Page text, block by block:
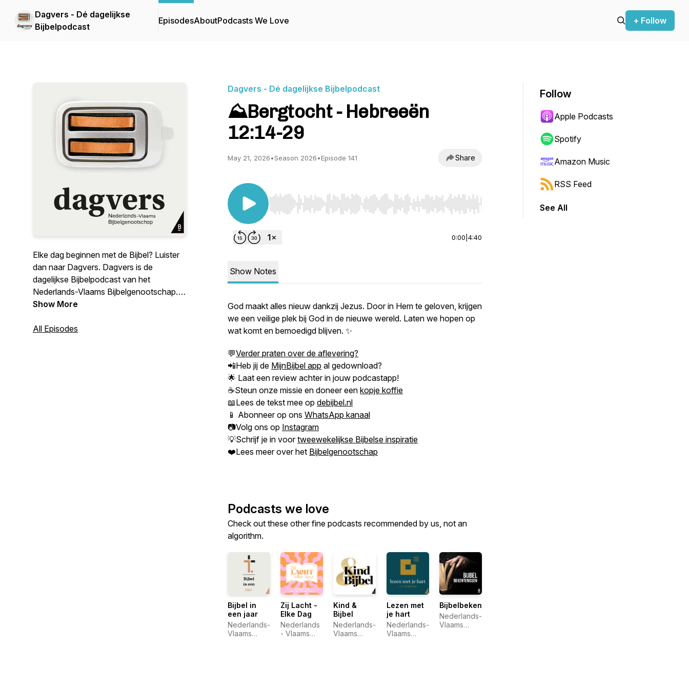
Dagvers - Dé dagelijkse
Bijbelpodcast
EpisodesAboutPodcasts We Love + Follow
Elke dag beginnen met de Bijbel? Luister
dan naar Dagvers. Dagvers is de
dagelijkse Bijbelpodcast van het
Nederlands-Vlaams Bijbelgenootschap.
Krijg Bijbelse inspiratie en een vraag of
de Bijbel echt dichtbij!
Show More
All Episodes
Dagvers - Dé dagelijkse Bijbelpodcast
⛰️Bergtocht - Hebreeën
12:14-29
May 21, 2026•Season 2026•Episode 141 Share
Use Left/Right to seek, Home/End to jump to start or end. Hold shift to jump forward or backward.
0:00 4:40
Show Notes
God maakt alles nieuw dankzij Jezus. Door in Hem te geloven, krijgen
we een veilige plek bij God in de nieuwe wereld. Laten we hopen op
wat komt en bemoedigd blijven. ✨
💬Verder praten over de aflevering?
📲Heb jij de MijnBijbel app al gedownload?
🌟 Laat een review achter in jouw podcastapp!
☕Steun onze missie en doneer een kopje koffie
📖Lees de tekst mee op debijbel.nl
📱 Abonneer op ons WhatsApp kanaal
📷Volg ons op Instagram
💡Schrijf je in voortweewekelijkse Bijbelse inspiratie
❤️Lees meer over het Bijbelgenootschap
Podcasts we love
Check out these other fine podcasts recommended by us, not an
algorithm.
Bijbel in
een jaar
Nederlands-
Vlaams
Zij Lacht -
Elke Dag
Nederlands
- Vlaams
Kind &
Bijbel
Nederlands-
Vlaams
Lezen met
je hart
Nederlands-
Vlaams
Bijbelbekentenissen
Nederlands-
Vlaams
Follow
Apple Podcasts
Spotify
Amazon Music
RSS Feed
See All